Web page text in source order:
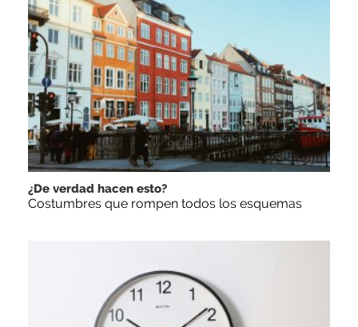
¿De verdad hacen esto?
Costumbres que rompen todos los esquemas